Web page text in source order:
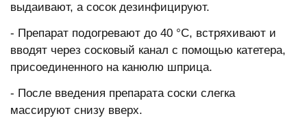
выдаивают, а сосок дезинфицируют.
- Препарат подогревают до 40 °С, встряхивают и
вводят через сосковый канал с помощью катетера,
присоединенного на канюлю шприца.
- После введения препарата соски слегка
массируют снизу вверх.